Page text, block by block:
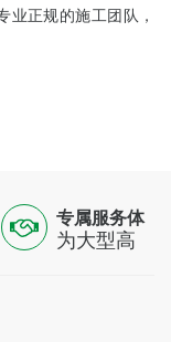
业正规的施工团队，
专属服务体
验
为大型高